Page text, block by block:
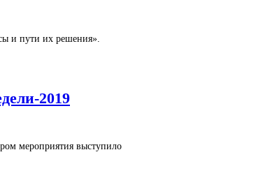
и пути их решения».
2019
мероприятия выступило